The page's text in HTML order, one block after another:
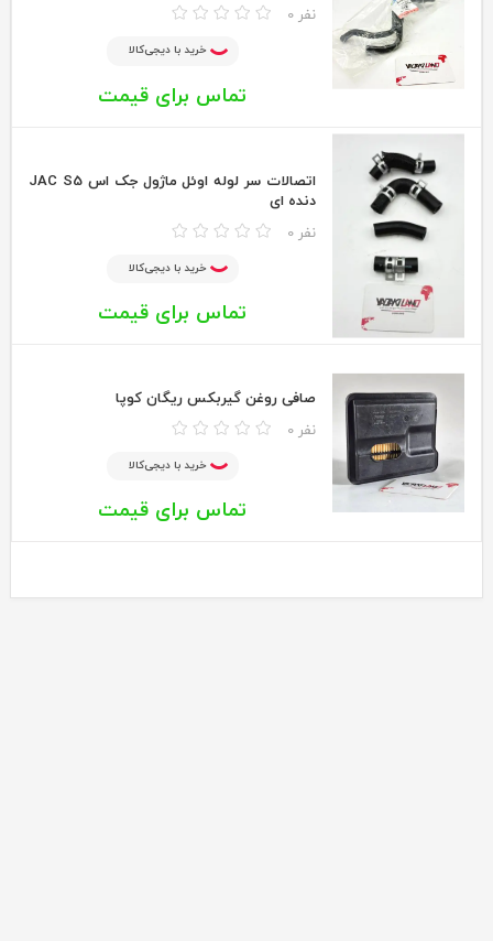
0 نفر
خرید با دیجی‌کالا
تماس برای قیمت
اتصالات سر لوله اوئل ماژول جک اس JAC S5
دنده ای
0 نفر
خرید با دیجی‌کالا
تماس برای قیمت
صافی روغن گیربکس ریگان کوپا
0 نفر
خرید با دیجی‌کالا
تماس برای قیمت